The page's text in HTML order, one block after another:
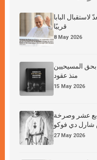
البابا
قريبًا
8 May 2026
بحق المسيحيين
منذ عقود
15 May 2026
عشر وصرخة
شارل دي فوكو
27 May 2026